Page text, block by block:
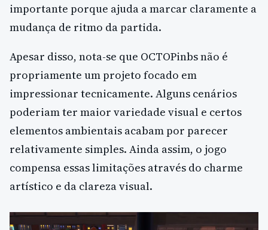
importante porque ajuda a marcar claramente a
mudança de ritmo da partida.
Apesar disso, nota-se que OCTOPinbs não é
propriamente um projeto focado em
impressionar tecnicamente. Alguns cenários
poderiam ter maior variedade visual e certos
elementos ambientais acabam por parecer
relativamente simples. Ainda assim, o jogo
compensa essas limitações através do charme
artístico e da clareza visual.